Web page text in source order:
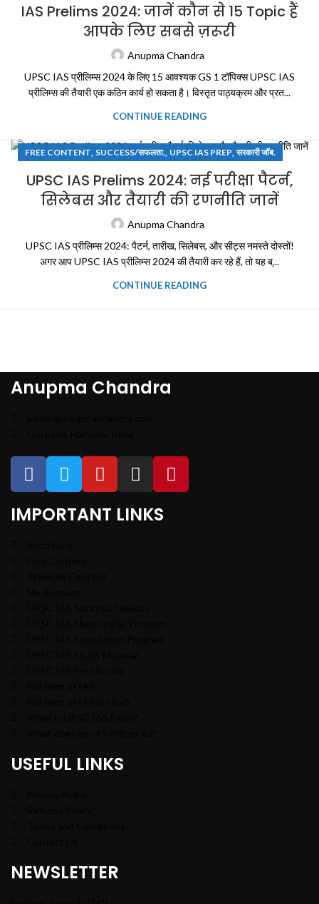
IAS Prelims 2024: जानें कौन से 15 Topic हैं
आपके लिए सबसे ज़रूरी
Anupma Chandra
UPSC IAS प्रीलिम्स 2024 के लिए 15 आवश्यक GS 1 टॉपिक्स UPSC IAS
प्रीलिम्स की तैयारी एक कठिन कार्य हो सकता है। विस्तृत पाठ्यक्रम और प्रत...
CONTINUE READING
FREE CONTENT, SUCCESS/सफलता., UPSC IAS PREP, सरकारी जॉब.
UPSC IAS Prelims 2024: नई परीक्षा पैटर्न,
सिलेबस और तैयारी की रणनीति जानें
Anupma Chandra
UPSC IAS प्रीलिम्स 2024: पैटर्न, तारीख, सिलेबस, और सीट्स नमस्ते दोस्तों!
अगर आप UPSC IAS प्रीलिम्स 2024 की तैयारी कर रहे हैं, तो यह ब्...
CONTINUE READING
Anupma Chandra
IMPORTANT LINKS
USEFUL LINKS
NEWSLETTER